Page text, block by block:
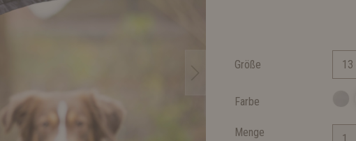
Größe
Farbe
Menge